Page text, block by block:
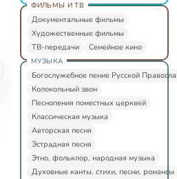
ФИЛЬМЫ И ТВ
Документальные фильмы
Художественные фильмы
ТВ-передачи
Семейное кино
МУЗЫКА
Богослужебное пение Русской
Колокольный звон
Песнопения поместных церквей
Классическая музыка
Авторская песня
Эстрадная песня
Этно, фольклор, народная музыка
Духовные канты, стихи, песни, романсы